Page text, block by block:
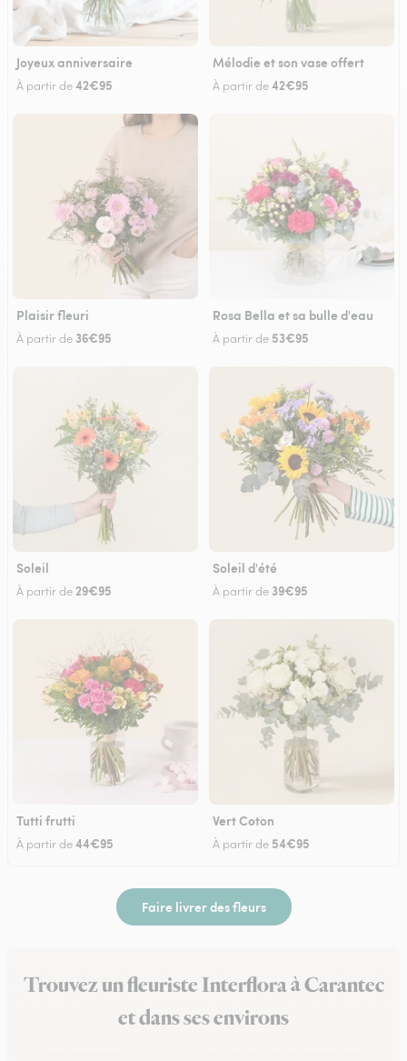
Joyeux anniversaire
À partir de42€95
Mélodie et son vase offert
À partir de42€95
Plaisir fleuri
À partir de 36€95
Rosa Bella et sa bulle d'eau
À partir de 53€95
Soleil
À partir de 29€95
Soleil d'été
À partir de 39€95
Tutti frutti
À partir de44€95
Vert Coton
À partir de 54€95
Faire livrer des fleurs
Trouvez un fleuriste Interflora à Carantec
et dans ses environs